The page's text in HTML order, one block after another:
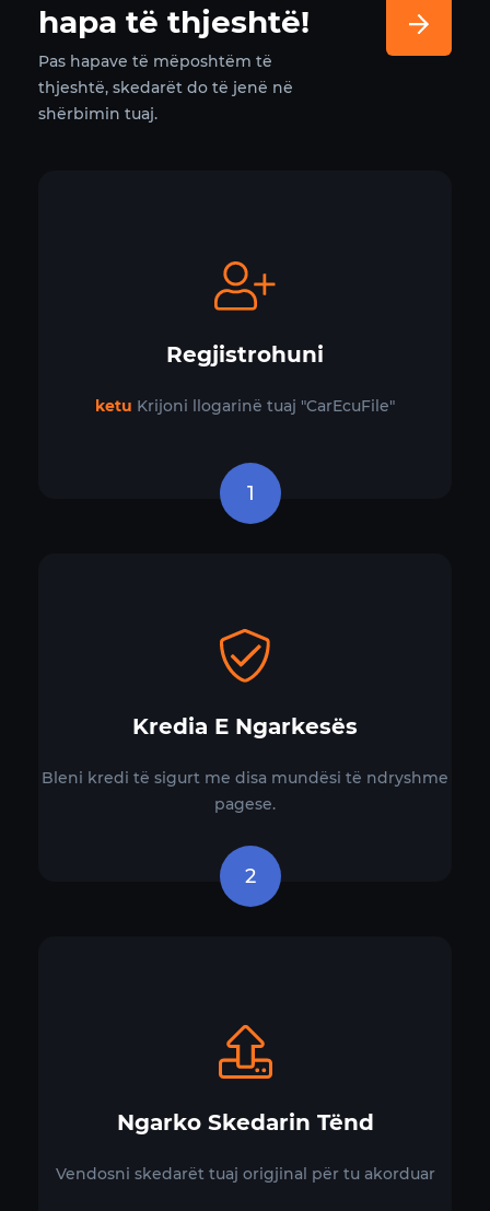
hapa të thjeshtë!
Pas hapave të mëposhtëm të
thjeshtë, skedarët do të jenë në
shërbimin tuaj.
Regjistrohuni
ketu Krijoni llogarinë tuaj "CarEcuFile"
1
Kredia E Ngarkesës
Bleni kredi të sigurt me disa mundësi të ndryshme
pagese.
2
Ngarko Skedarin Tënd
Vendosni skedarët tuaj origjinal për tu akorduar